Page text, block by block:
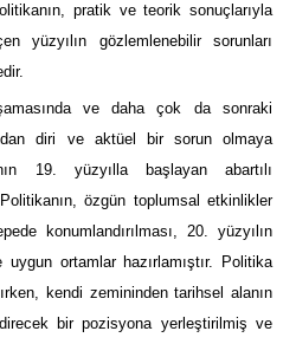
pratik ve teorik sonuçlarıyla
yüzyılın gözlemlenebilir sorunları
ve daha çok da sonraki
diri ve aktüel bir sorun olmaya
19. yüzyılla başlayan abartılı
özgün toplumsal etkinlikler
konumlandırılması, 20. yüzyılın
ortamlar hazırlamıştır. Politika
kendi zemininden tarihsel alanın
bir pozisyona yerleştirilmiş ve